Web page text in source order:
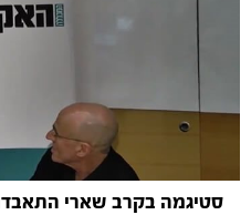
סטיגמה בקרב שארי